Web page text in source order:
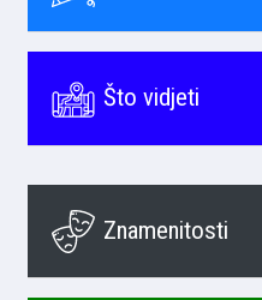
Što vidjeti
Znamenitosti